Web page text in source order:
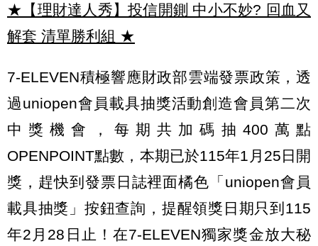
★【理財達人秀】投信開鍘 中小不妙? 回血又
解套 清單勝利組 ★
7-ELEVEN積極響應財政部雲端發票政策，透
過uniopen會員載具抽獎活動創造會員第二次
中獎機會，每期共加碼抽400萬點
OPENPOINT點數，本期已於115年1月25日開
獎，趕快到發票日誌裡面橘色「uniopen會員
載具抽獎」按鈕查詢，提醒領獎日期只到115
年2月28日止！在7-ELEVEN獨家獎金放大秘